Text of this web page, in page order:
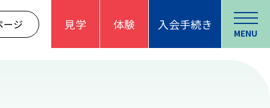
ージ 見学 体験 入会手続き
MENU